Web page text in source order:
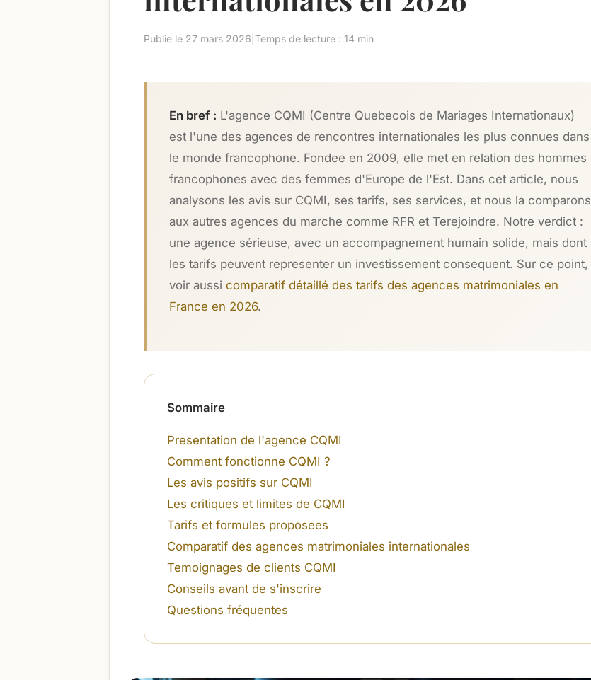
Publie le 27 mars 2026 Temps de lecture : 14 min
En bref : L'agence CQMI (Centre Quebecois de Mariages Internationaux)
est l'une des agences de rencontres internationales les plus connues dans
le monde francophone. Fondee en 2009, elle met en relation des hommes
francophones avec des femmes d'Europe de l'Est. Dans cet article, nous
analysons les avis sur CQMI, ses tarifs, ses services, et nous la comparons
aux autres agences du marche comme RFR et Terejoindre. Notre verdict :
une agence sérieuse, avec un accompagnement humain solide, mais dont
les tarifs peuvent representer un investissement consequent. Sur ce point,
voir aussi comparatif détaillé des tarifs des agences matrimoniales en
France en 2026.
Sommaire
Presentation de l'agence CQMI
Comment fonctionne CQMI ?
Les avis positifs sur CQMI
Les critiques et limites de CQMI
Tarifs et formules proposees
Comparatif des agences matrimoniales internationales
Temoignages de clients CQMI
Conseils avant de s'inscrire
Questions fréquentes